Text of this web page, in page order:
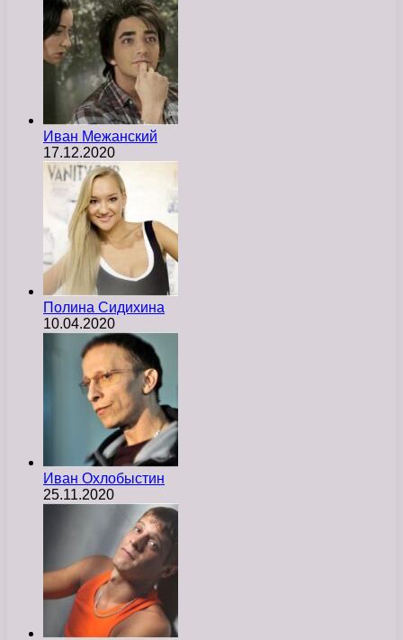
Иван Межанский
17.12.2020
Полина Сидихина
10.04.2020
Иван Охлобыстин
25.11.2020